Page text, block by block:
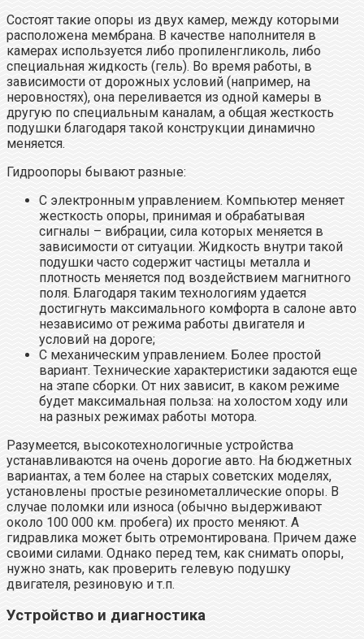
Состоят такие опоры из двух камер, между которыми
расположена мембрана. В качестве наполнителя в
камерах используется либо пропиленгликоль, либо
специальная жидкость (гель). Во время работы, в
зависимости от дорожных условий (например, на
неровностях), она переливается из одной камеры в
другую по специальным каналам, а общая жесткость
подушки благодаря такой конструкции динамично
меняется.
Гидроопоры бывают разные:
С электронным управлением. Компьютер меняет
жесткость опоры, принимая и обрабатывая
сигналы – вибрации, сила которых меняется в
зависимости от ситуации. Жидкость внутри такой
подушки часто содержит частицы металла и
плотность меняется под воздействием магнитного
поля. Благодаря таким технологиям удается
достигнуть максимального комфорта в салоне авто
независимо от режима работы двигателя и
условий на дороге;
С механическим управлением. Более простой
вариант. Технические характеристики задаются еще
на этапе сборки. От них зависит, в каком режиме
будет максимальная польза: на холостом ходу или
на разных режимах работы мотора.
Разумеется, высокотехнологичные устройства
устанавливаются на очень дорогие авто. На бюджетных
вариантах, а тем более на старых советских моделях,
установлены простые резинометаллические опоры. В
случае поломки или износа (обычно выдерживают
около 100 000 км. пробега) их просто меняют. А
гидравлика может быть отремонтирована. Причем даже
своими силами. Однако перед тем, как снимать опоры,
нужно знать, как проверить гелевую подушку
двигателя, резиновую и т.п.
Устройство и диагностика​